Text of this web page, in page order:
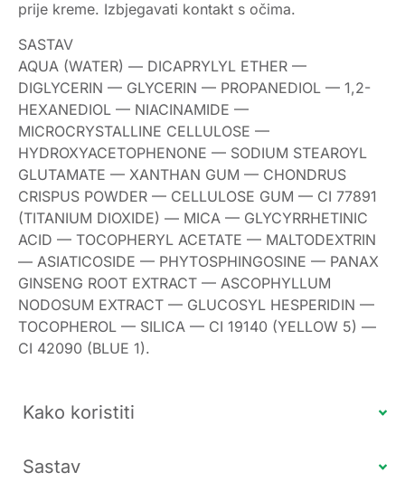
prije kreme. Izbjegavati kontakt s očima.
SASTAV
AQUA (WATER) — DICAPRYLYL ETHER —
DIGLYCERIN — GLYCERIN — PROPANEDIOL — 1,2-
HEXANEDIOL — NIACINAMIDE —
MICROCRYSTALLINE CELLULOSE —
HYDROXYACETOPHENONE — SODIUM STEAROYL
GLUTAMATE — XANTHAN GUM — CHONDRUS
CRISPUS POWDER — CELLULOSE GUM — CI 77891
(TITANIUM DIOXIDE) — MICA — GLYCYRRHETINIC
ACID — TOCOPHERYL ACETATE — MALTODEXTRIN
— ASIATICOSIDE — PHYTOSPHINGOSINE — PANAX
GINSENG ROOT EXTRACT — ASCOPHYLLUM
NODOSUM EXTRACT — GLUCOSYL HESPERIDIN —
TOCOPHEROL — SILICA — CI 19140 (YELLOW 5) —
CI 42090 (BLUE 1).
Kako koristiti
Sastav